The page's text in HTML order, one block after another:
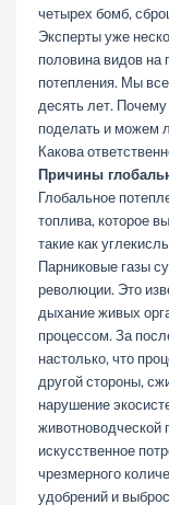
четырех бомб,
Эксперты уже
половина видов на
потепления. Мы
десять лет.
поделать и можем
Какова
Причины
Глобальное
топлива, которое
такие как
Парниковые газы
революции. Это
дыхание живых
процессом. За
настолько, что
другой стороны,
нарушение
животноводческой
искусственное
чрезмерного
удобрений и